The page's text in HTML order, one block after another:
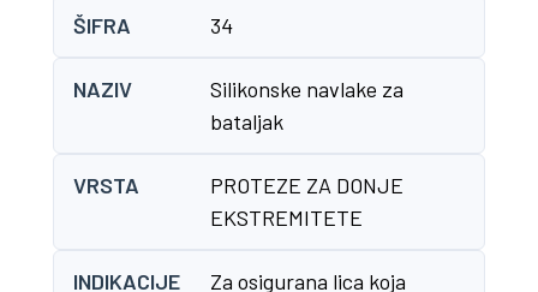
ŠIFRA 34
NAZIV
Silikonske navlake za
bataljak
VRSTA
PROTEZE ZA DONJE
EKSTREMITETE
INDIKACIJE
Za osigurana lica koja